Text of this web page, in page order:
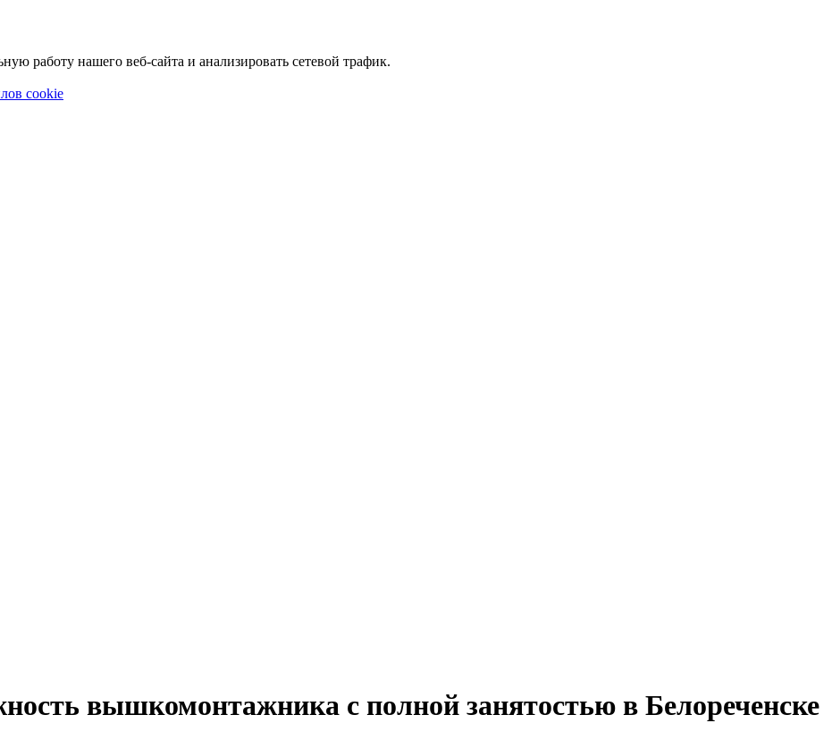
работу нашего веб-сайта и анализировать сетевой трафик.
cookie
вышкомонтажника с полной занятостью в Белореченске